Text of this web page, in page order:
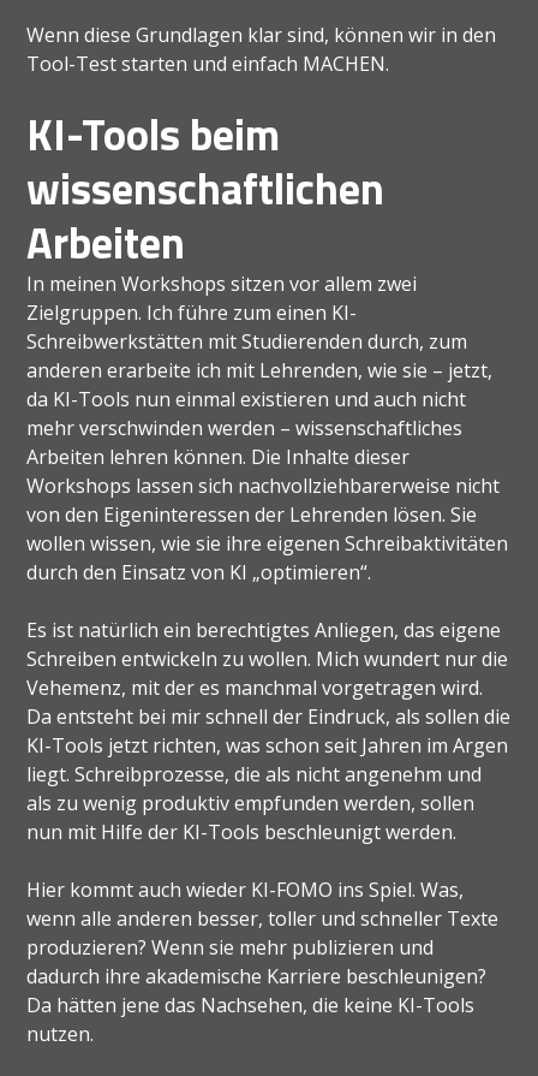
Wenn diese Grundlagen klar sind, können wir in den
Tool-Test starten und einfach MACHEN.
KI-Tools beim
wissenschaftlichen
Arbeiten
In meinen Workshops sitzen vor allem zwei
Zielgruppen. Ich führe zum einen KI-
Schreibwerkstätten mit Studierenden durch, zum
anderen erarbeite ich mit Lehrenden, wie sie – jetzt,
da KI-Tools nun einmal existieren und auch nicht
mehr verschwinden werden – wissenschaftliches
Arbeiten lehren können. Die Inhalte dieser
Workshops lassen sich nachvollziehbarerweise nicht
von den Eigeninteressen der Lehrenden lösen. Sie
wollen wissen, wie sie ihre eigenen Schreibaktivitäten
durch den Einsatz von KI „optimieren“.
Es ist natürlich ein berechtigtes Anliegen, das eigene
Schreiben entwickeln zu wollen. Mich wundert nur die
Vehemenz, mit der es manchmal vorgetragen wird.
Da entsteht bei mir schnell der Eindruck, als sollen die
KI-Tools jetzt richten, was schon seit Jahren im Argen
liegt. Schreibprozesse, die als nicht angenehm und
als zu wenig produktiv empfunden werden, sollen
nun mit Hilfe der KI-Tools beschleunigt werden.
Hier kommt auch wieder KI-FOMO ins Spiel. Was,
wenn alle anderen besser, toller und schneller Texte
produzieren? Wenn sie mehr publizieren und
dadurch ihre akademische Karriere beschleunigen?
Da hätten jene das Nachsehen, die keine KI-Tools
nutzen.